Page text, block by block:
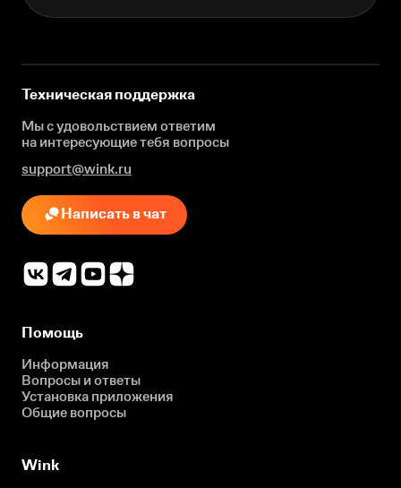
Техническая поддержка
Мы с удовольствием ответим
на интересующиетебя вопросы
support@wink.ru
Написать в чат
Помощь
Информация
Вопросы и ответы
Установка приложения
Общие вопросы
Wink